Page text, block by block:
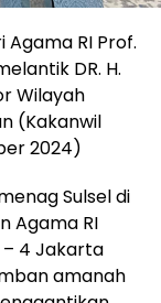
Agama RI Prof.
DR. H.
Wilayah
(Kakanwil
2024)
Sulsel di
Agama RI
– 4 Jakarta
amanah